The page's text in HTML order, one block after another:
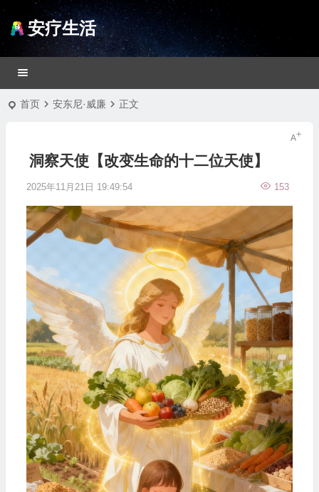
安疗生活
首页 安东尼·威廉 正文
洞察天使【改变生命的十二位天使】
2025年11月21日 19:49:54 153